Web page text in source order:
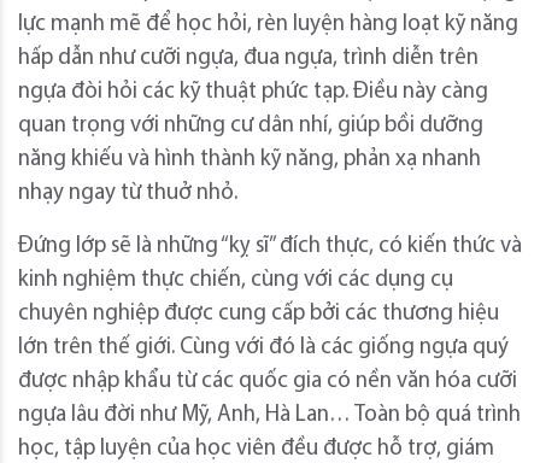
lực mạnh mẽ để học hỏi, rèn luyện hàng loạt kỹ năng
hấp dẫn như cưỡi ngựa, đua ngựa, trình diễn trên
ngựa đòi hỏi các kỹ thuật phức tạp. Điều này càng
quan trọng với những cư dân nhí, giúp bồi dưỡng
năng khiếu và hình thành kỹ năng, phản xạ nhanh
nhạy ngay từ thuở nhỏ.
Đứng lớp sẽ là những “kỵ sĩ” đích thực, có kiến thức và
kinh nghiệm thực chiến, cùng với các dụng cụ
chuyên nghiệp được cung cấp bởi các thương hiệu
lớn trên thế giới. Cùng với đó là các giống ngựa quý
được nhập khẩu từ các quốc gia có nền văn hóa cưỡi
ngựa lâu đời như Mỹ, Anh, Hà Lan… Toàn bộ quá trình
học, tập luyện của học viên đều được hỗ trợ, giám